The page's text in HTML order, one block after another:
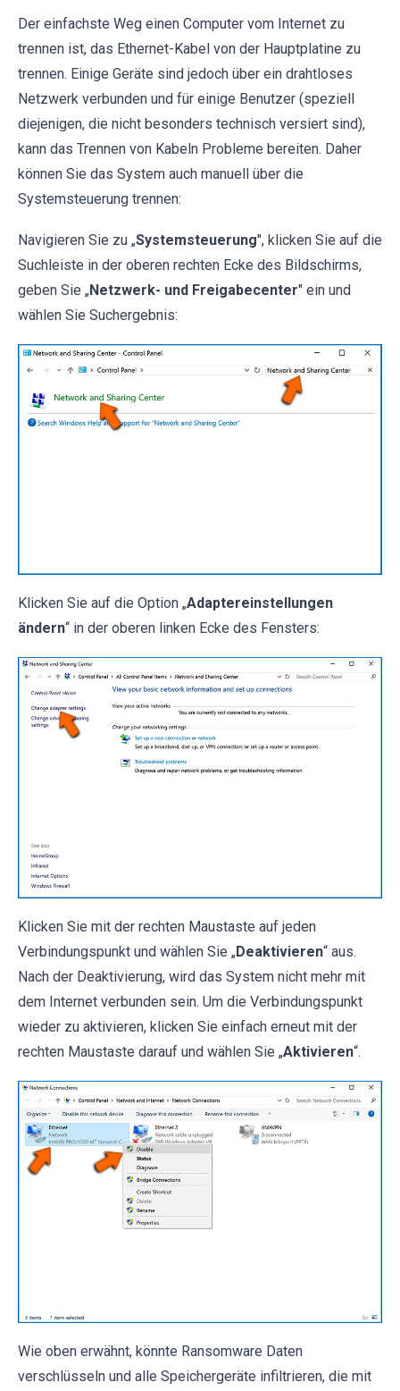
Der einfachste Weg einen Computer vom Internet zu
trennen ist, das Ethernet-Kabel von der Hauptplatine zu
trennen. Einige Geräte sind jedoch über ein drahtloses
Netzwerk verbunden und für einige Benutzer (speziell
diejenigen, die nicht besonders technisch versiert sind),
kann das Trennen von Kabeln Probleme bereiten. Daher
können Sie das System auch manuell über die
Systemsteuerung trennen:
Navigieren Sie zu „Systemsteuerung", klicken Sie auf die
Suchleiste in der oberen rechten Ecke des Bildschirms,
geben Sie „Netzwerk- und Freigabecenter" ein und
wählen Sie Suchergebnis:
Klicken Sie auf die Option „Adaptereinstellungen
ändern“ in der oberen linken Ecke des Fensters:
Klicken Sie mit der rechten Maustaste auf jeden
Verbindungspunkt und wählen Sie „Deaktivieren“ aus.
Nach der Deaktivierung, wird das System nicht mehr mit
dem Internet verbunden sein. Um die Verbindungspunkt
wieder zu aktivieren, klicken Sie einfach erneut mit der
rechten Maustaste darauf und wählen Sie „Aktivieren“.
Wie oben erwähnt, könnte Ransomware Daten
verschlüsseln und alle Speichergeräte infiltrieren, die mit